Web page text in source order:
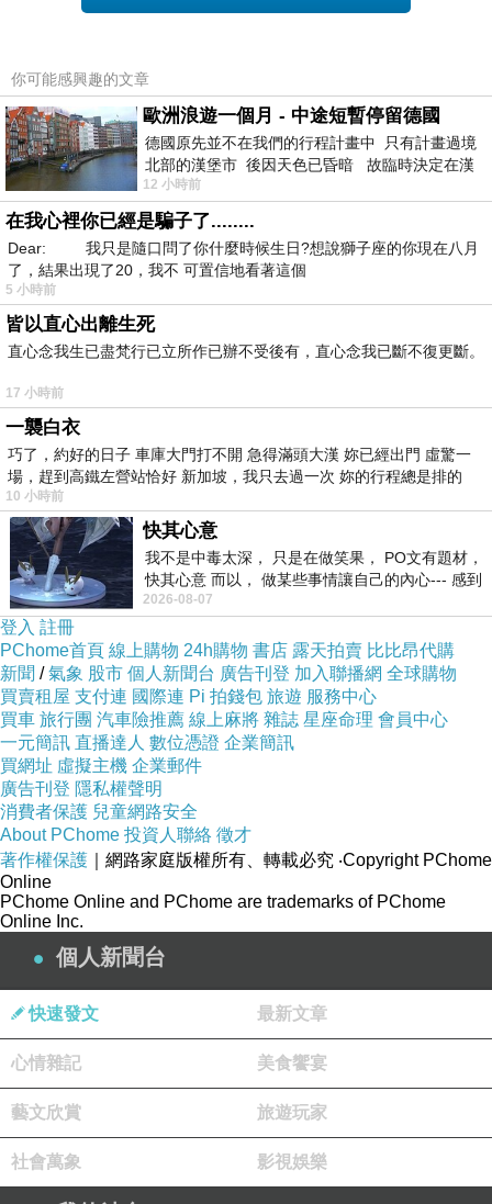
由於美國聯準會今年升息機率攀升，亦可能進一
國股市多頭表現，但在基本面仍有疑慮的情況
下，或將壓抑指數上攻力道。
綜合考量中國基本面的狀況，雖然短線或有題材
激勵股市多頭走勢，但是在經濟前景尚未明朗之
前，指數上行空間可能受限，在選擇權策略上，
投資人可以買權空頭價差策略因應。
你可能感興趣的文章
歐洲浪遊一個月 - 中途短暫停留德國
德國原先並不在我們的行程計畫中 只有計畫過境
北部的漢堡市 後因天色已昏暗 故臨時決定在漢
堡市吃晚餐和過夜
12 小時前
在我心裡你已經是騙子了........
Dear: 我只是隨口問了你什麼時候生日?想說獅子座的你現在八月
了，結果出現了20，我不 可置信地看著這個
5 小時前
皆以直心出離生死
直心念我生已盡梵行已立所作已辦不受後有，直心念我已斷不復更斷。
17 小時前
一襲白衣
巧了，約好的日子 車庫大門打不開 急得滿頭大漢 妳已經出門 虛驚一
場，趕到高鐵左營站恰好 新加坡，我只去過一次 妳的行程總是排的
10 小時前
快其心意
我不是中毒太深， 只是在做笑果， PO文有題材，
快其心意 而以， 做某些事情讓自己的內心--- 感到
愉快。
2026-08-07
登入 註冊
PChome首頁 線上購物 24h購物 書店 露天拍賣 比比昂代購
新聞 /氣象 股市 個人新聞台 廣告刊登 加入聯播網 全球購物
買賣租屋 支付連 國際連 Pi 拍錢包 旅遊 服務中心
買車 旅行團 汽車險推薦 線上麻將 雜誌 星座命理 會員中心
一元簡訊 直播達人 數位憑證 企業簡訊
買網址 虛擬主機 企業郵件
廣告刊登 隱私權聲明
消費者保護 兒童網路安全
About PChome 投資人聯絡 徵才
著作權保護 ｜網路家庭版權所有、轉載必究 ‧Copyright PChome
Online
PChome Online and PChome are trademarks of PChome
Online Inc.
個人新聞台
快速發文 最新文章
心情雜記 美食饗宴
藝文欣賞 旅遊玩家
社會萬象 影視娛樂